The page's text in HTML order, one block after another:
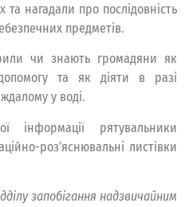
та нагадали про послідовність
предметів.
чи знають громадяни як
та як діяти в разі
у воді.
інформації рятувальники
роз’яснювальні листівки
запобігання надзвичайним